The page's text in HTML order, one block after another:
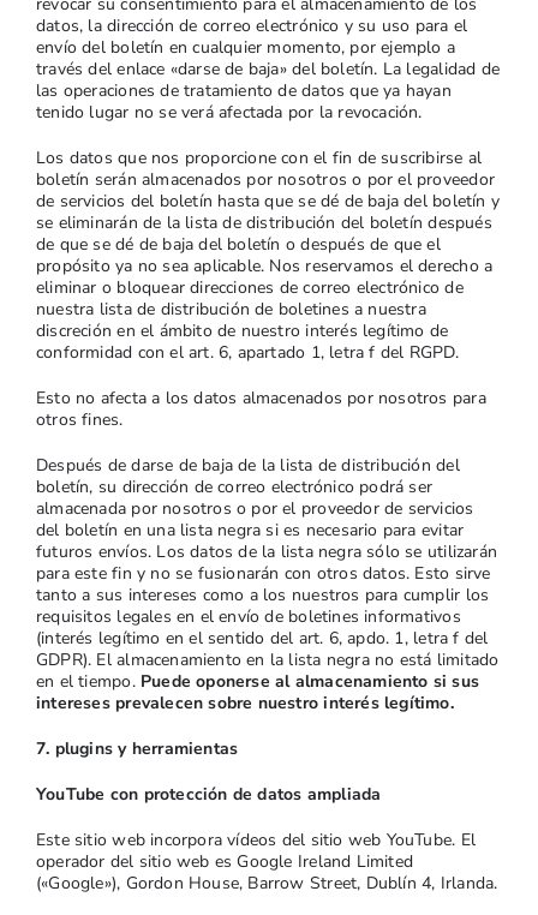
datos, la dirección de correo electrónico y su uso para el
envío del boletín en cualquier momento, por ejemplo a
través del enlace «darse de baja» del boletín. La legalidad de
las operaciones de tratamiento de datos que ya hayan
tenido lugar no se verá afectada por la revocación.
Los datos que nos proporcione con el fin de suscribirse al
boletín serán almacenados por nosotros o por el proveedor
de servicios del boletín hasta que se dé de baja del boletín y
se eliminarán de la lista de distribución del boletín después
de que se dé de baja del boletín o después de que el
propósito ya no sea aplicable. Nos reservamos el derecho a
eliminar o bloquear direcciones de correo electrónico de
nuestra lista de distribución de boletines a nuestra
discreción en el ámbito de nuestro interés legítimo de
conformidad con el art. 6, apartado 1, letra f del RGPD.
Esto no afecta a los datos almacenados por nosotros para
otros fines.
Después de darse de baja de la lista de distribución del
boletín, su dirección de correo electrónico podrá ser
almacenada por nosotros o por el proveedor de servicios
del boletín en una lista negra si es necesario para evitar
futuros envíos. Los datos de la lista negra sólo se utilizarán
para este fin y no se fusionarán con otros datos. Esto sirve
tanto a sus intereses como a los nuestros para cumplir los
requisitos legales en el envío de boletines informativos
(interés legítimo en el sentido del art. 6, apdo. 1, letra f del
GDPR). El almacenamiento en la lista negra no está limitado
en el tiempo. Puede oponerse al almacenamiento si sus
intereses prevalecen sobre nuestro interés legítimo.
7. plugins y herramientas
YouTube con protección de datos ampliada
Este sitio web incorpora vídeos del sitio web YouTube. El
operador del sitio web es Google Ireland Limited
(«Google»), Gordon House, Barrow Street, Dublín 4, Irlanda.